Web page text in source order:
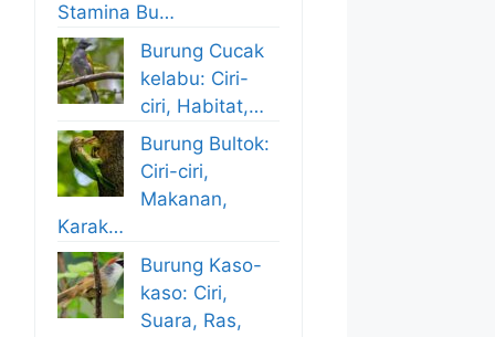
Stamina Bu…
Burung Cucak
kelabu: Ciri-
ciri, Habitat,…
Burung Bultok:
Ciri-ciri,
Makanan,
Karak…
Burung Kaso-
kaso: Ciri,
Suara, Ras,